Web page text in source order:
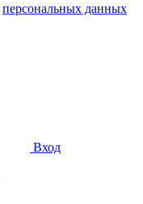
персональных данных
Вход